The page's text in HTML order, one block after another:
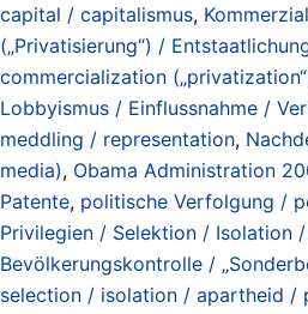
capital / capitalismus,
(„Privatisierung“) /
commercialization
Lobbyismus / Einflussnahme /
meddling / representation,
media), Obama Administration
Patente, politische Verfolgung /
Privilegien / Selektion / Isolation
Bevölkerungskontrolle /
selection / isolation / apartheid /